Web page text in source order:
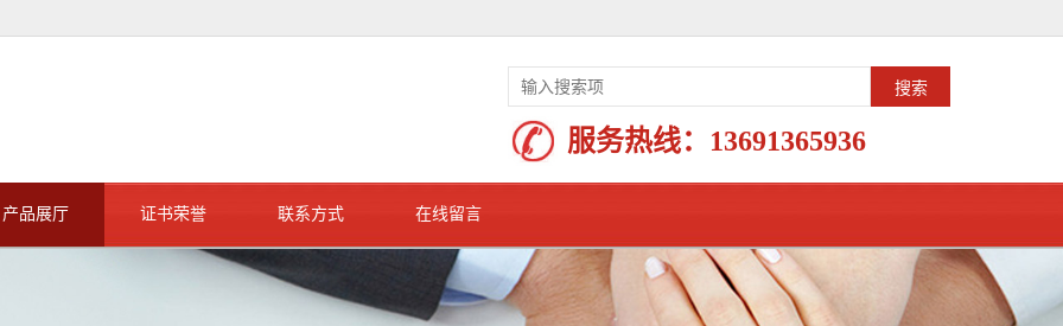
服务热线： 13691365936
产品展厅 证书荣誉 联系方式 在线留言